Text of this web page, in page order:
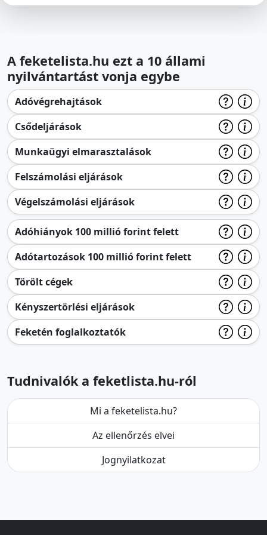
A feketelista.hu ezt a 10 állami
nyilvántartást vonja egybe
Adóvégrehajtások
Csődeljárások
Munkaügyi elmarasztalások
Felszámolási eljárások
Végelszámolási eljárások
Adóhiányok 100 millió forint felett
Adótartozások 100 millió forint felett
Törölt cégek
Kényszertörlési eljárások
Feketén foglalkoztatók
Tudnivalók a feketlista.hu-ról
Mi a feketelista.hu?
Az ellenőrzés elvei
Jognyilatkozat